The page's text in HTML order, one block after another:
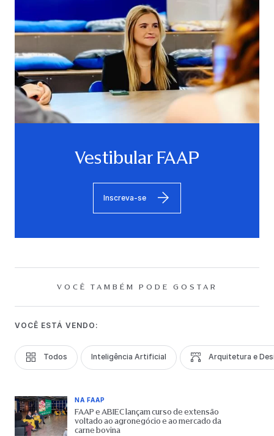
Vestibular FAAP
Inscreva-se
VOCÊ TAMBÉM PODE GOSTAR
VOCÊ ESTÁ VENDO:
Todos Inteligência Artificial Arquitetura e
NA FAAP
FAAP e ABIEC lançam curso de extensão
voltado ao agronegócio e ao mercado da
carne bovina